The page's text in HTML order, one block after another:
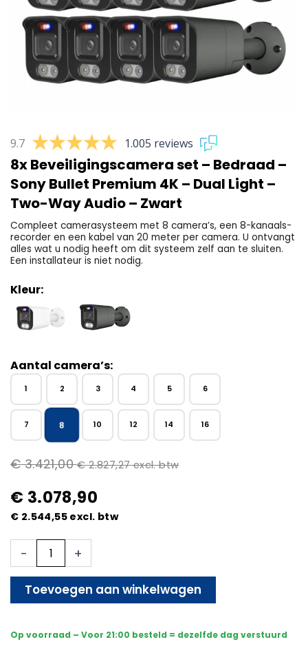
9.7 1.005 reviews
8x Beveiligingscamera set – Bedraad –
Sony Bullet Premium 4K – Dual Light –
Two-Way Audio – Zwart
Compleet camerasysteem met 8 camera’s, een 8-kanaals-
recorder en een kabel van 20 meter per camera. U ontvangt
alles wat u nodig heeft om dit systeem zelf aan te sluiten.
Een installateur is niet nodig.
Kleur:
Aantal camera’s:
1 2 3 4 5 6
7 8 10 12 14 16
€3.421,00 €2.827,27excl. btw
€ 3.078,90
€ 2.544,55 excl. btw
-
Beveiligingscamera
set
Bedraad
Sony
Bullet
+
Toevoegen aan winkelwagen
Op voorraad – Voor 21:00 besteld = dezelfde dag verstuurd